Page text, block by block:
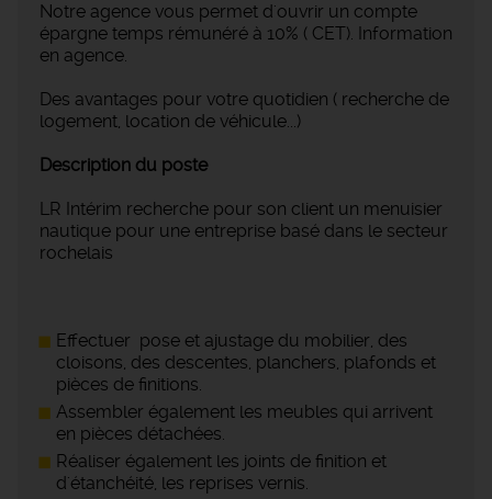
Notre agence vous permet d'ouvrir un compte
épargne temps rémunéré à 10% ( CET). Information
en agence.
Des avantages pour votre quotidien ( recherche de
logement, location de véhicule...)
Description du poste
LR Intérim recherche pour son client un menuisier
nautique pour une entreprise basé dans le secteur
rochelais
Effectuer pose et ajustage du mobilier, des
cloisons, des descentes, planchers, plafonds et
pièces de finitions.
Assembler également les meubles qui arrivent
en pièces détachées.
Réaliser également les joints de finition et
d'étanchéité, les reprises vernis.